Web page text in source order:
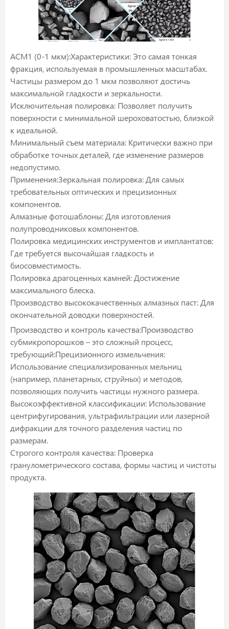
ACM1 (0-1 мкм):Характеристики: Это самая тонкая
фракция, используемая в промышленных масштабах.
Частицы размером до 1 мкм позволяют достичь
максимальной гладкости и зеркальности.
Исключительная полировка: Позволяет получить
поверхности с минимальной шероховатостью, близкой
к идеальной.
Минимальный съем материала: Критически важно при
обработке точных деталей, где изменение размеров
недопустимо.
Применения:Зеркальная полировка: Для самых
требовательных оптических и прецизионных
компонентов.
Алмазные фотошаблоны: Для изготовления
полупроводниковых компонентов.
Полировка медицинских инструментов и имплантатов:
Где требуется высочайшая гладкость и
биосовместимость.
Полировка драгоценных камней: Достижение
максимального блеска.
Производство высококачественных алмазных паст: Для
окончательной доводки поверхностей.
Производство и контроль качества:Производство
субмикропорошков – это сложный процесс,
требующий:Прецизионного измельчения:
Использование специализированных мельниц
(например, планетарных, струйных) и методов,
позволяющих получить частицы нужного размера.
Высокоэффективной классификации: Использование
центрифугирования, ультрафильтрации или лазерной
дифракции для точного разделения частиц по
размерам.
Строгого контроля качества: Проверка
гранулометрического состава, формы частиц и чистоты
продукта.